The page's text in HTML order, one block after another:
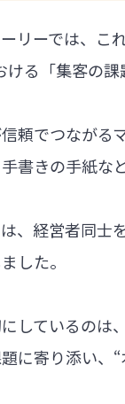
リーでは、こ
る「集客の課
頼でつながる
書きの手紙な
、経営者同士
した。
しているのは
に寄り添い、